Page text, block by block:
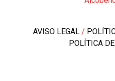
AVISO LEGAL /
POLÍTICA